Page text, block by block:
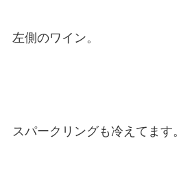
左側のワイン。
スパークリングも冷えてます。